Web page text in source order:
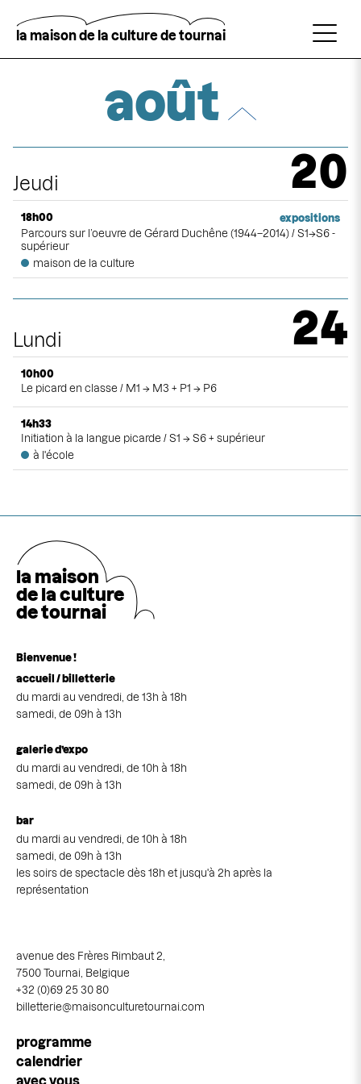
contenu
principal
la maison de la culture de tournai
août
janvier
février
avril
juin
juillet
août
septembre
décembre
Jeudi 20
18h00
expositions
Parcours sur l’oeuvre de Gérard Duchêne (1944–2014) / S1→S6 -
supérieur
maison de la culture
Lundi 24
10h00
Le picard en classe / M1 → M3 + P1 → P6
14h33
Initiation à la langue picarde / S1 → S6 + supérieur
à l'école
la maison
de la culture
de tournai
Bienvenue !
accueil / billetterie
du mardi au vendredi, de 13h à 18h
samedi, de 09h à 13h
galerie d’expo
du mardi au vendredi, de 10h à 18h
samedi, de 09h à 13h
bar
du mardi au vendredi, de 10h à 18h
samedi, de 09h à 13h
les soirs de spectacle dès 18h et jusqu'à 2h après la
représentation
avenue des Frères Rimbaut 2,
7500 Tournai, Belgique
+32 (0)69 25 30 80
billetterie@maisonculturetournai.com
Navigation
principale
programme
calendrier